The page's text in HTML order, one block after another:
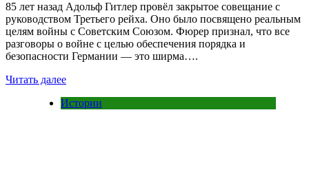
85 лет назад Адольф Гитлер провёл закрытое совещание с
руководством Третьего рейха. Оно было посвящено реальным
целям войны с Советским Союзом. Фюрер признал, что все
разговоры о войне с целью обеспечения порядка и
безопасности Германии — это ширма….
Читать далее
Истории